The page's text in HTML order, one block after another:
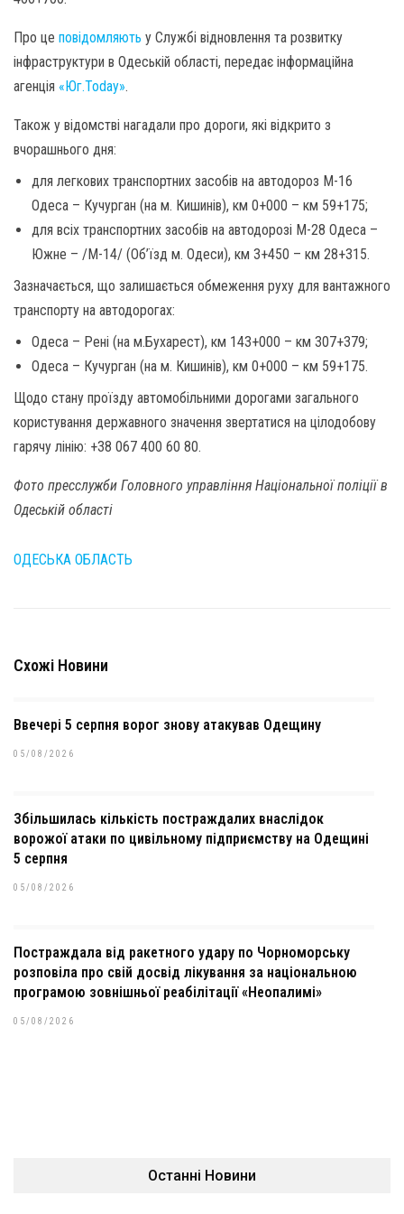
Про це повідомляють у Службі відновлення та розвитку
інфраструктури в Одеській області, передає інформаційна
агенція «Юг.Today».
Також у відомстві нагадали про дороги, які відкрито з
вчорашнього дня:
для легкових транспортних засобів на автодороз М-16
Одеса – Кучурган (на м. Кишинів), км 0+000 – км 59+175;
для всіх транспортних засобів на автодорозі М-28 Одеса –
Южне – /М-14/ (Об’їзд м. Одеси), км 3+450 – км 28+315.
Зазначається, що залишається обмеження руху для вантажного
транспорту на автодорогах:
Одеса – Рені (на м.Бухарест), км 143+000 – км 307+379;
Одеса – Кучурган (на м. Кишинів), км 0+000 – км 59+175.
Щодо стану проїзду автомобільними дорогами загального
користування державного значення звертатися на цілодобову
гарячу лінію: +38 067 400 60 80.
Фото пресслужби Головного управління Національної поліції в
Одеській області
ОДЕСЬКА ОБЛАСТЬ
Схожі Новини
Ввечері 5 серпня ворог знову атакував Одещину
05/08/2026
Збільшилась кількість постраждалих внаслідок
ворожої атаки по цивільному підприємству на Одещині
5 серпня
05/08/2026
Постраждала від ракетного удару по Чорноморську
розповіла про свій досвід лікування за національною
програмою зовнішньої реабілітації «Неопалимі»
05/08/2026
Останні Новини